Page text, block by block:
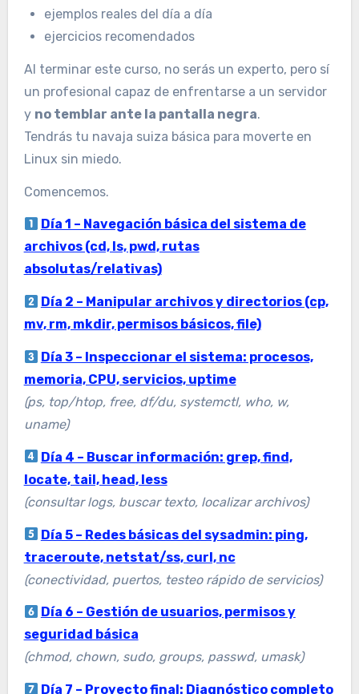
ejemplos reales del día a día
ejercicios recomendados
Al terminar este curso, no serás un experto, pero sí
un profesional capaz de enfrentarse a un servidor
y no temblar ante la pantalla negra.
Tendrás tu navaja suiza básica para moverte en
Linux sin miedo.
Comencemos.
Día 1 – Navegación básica del sistema de
archivos (cd, ls, pwd, rutas
absolutas/relativas)
Día 2 – Manipular archivos y directorios (cp,
mv, rm, mkdir, permisos básicos, file)
Día 3 – Inspeccionar el sistema: procesos,
memoria, CPU, servicios, uptime
(ps, top/htop, free, df/du, systemctl, who, w,
uname)
Día 4 – Buscar información: grep, find,
locate, tail, head, less
(consultar logs, buscar texto, localizar archivos)
Día 5 – Redes básicas del sysadmin: ping,
traceroute, netstat/ss, curl, nc
(conectividad, puertos, testeo rápido de servicios)
Día 6 – Gestión de usuarios, permisos y
seguridad básica
(chmod, chown, sudo, groups, passwd, umask)
Día 7 – Proyecto final: Diagnóstico completo